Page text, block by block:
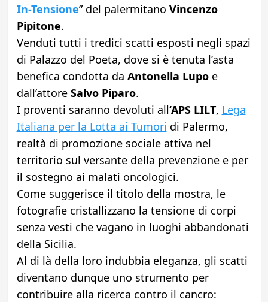
In-Tensione” del palermitano Vincenzo
Pipitone.
Venduti tutti i tredici scatti esposti negli spazi
di Palazzo del Poeta, dove si è tenuta l’asta
benefica condotta da Antonella Lupoe
dall’attore Salvo Piparo.
I proventi saranno devoluti all‘APS LILT, Lega
Italiana per la Lotta ai Tumori di Palermo,
realtà di promozione sociale attiva nel
territorio sul versante della prevenzione e per
il sostegno ai malati oncologici.
Come suggerisce il titolo della mostra, le
fotografie cristallizzano la tensione di corpi
senza vesti che vagano in luoghi abbandonati
della Sicilia.
Al di là della loro indubbia eleganza, gli scatti
diventano dunque uno strumento per
contribuire alla ricerca contro il cancro: